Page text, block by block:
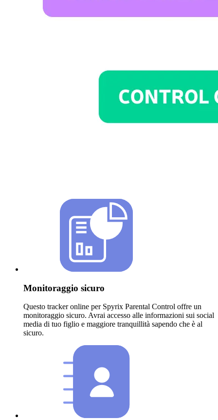
Monitoraggio sicuro
Questo tracker online per Spyrix Parental Control offre un
monitoraggio sicuro. Avrai accesso alle informazioni sui social
media di tuo figlio e maggiore tranquillità sapendo che è al
sicuro.